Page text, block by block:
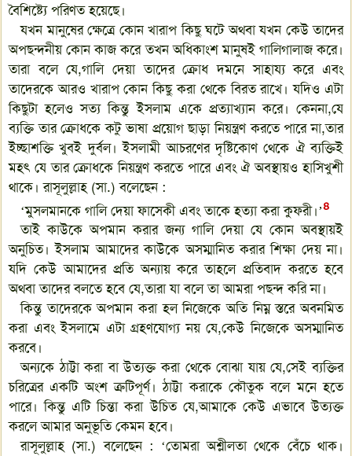
বৈশিষ্ট্যে পরিণত হয়েছে।
যখন মানুষের ক্ষেত্রে কোন খারাপ কিছু ঘটে অথবা যখন কেউ তাদের
অপছন্দনীয় কোন কাজ করে তখন অধিকাংশ মানুষই গালিগালাজ করে।
তারা বলে যে,গালি দেয়া তাদের ক্রোধ দমনে সাহায্য করে এবং
তাদেরকে আরও খারাপ কোন কিছু করা থেকে বিরত রাখে। যদিও এটা
কিছুটা হলেও সত্য কিন্তু ইসলাম একে প্রত্যাখ্যান করে। কেননা,যে
ব্যক্তি তার ক্রোধকে কটু ভাষা প্রয়োগ ছাড়া নিয়ন্ত্রণ করতে পারে না,তার
ইচ্ছাশক্তি খুবই দুর্বল। ইসলামী আচরণের দৃষ্টিকোণ থেকে ঐ ব্যক্তিই
মহৎ যে তার ক্রোধকে নিয়ন্ত্রণ করতে পারে এবং ঐ অবস্থায়ও হাসিখুশী
থাকে। রাসূলুল্লাহ (সা.) বলেছেন :
‘মুসলমানকে গালি দেয়া ফাসেকী এবং তাকে হত্যা করা কুফরী।’৪
তাই কাউকে অপমান করার জন্য গালি দেয়া যে কোন অবস্থায়ই
অনুচিত। ইসলাম আমাদের কাউকে অসম্মানিত করার শিক্ষা দেয় না।
যদি কেউ আমাদের প্রতি অন্যায় করে তাহলে প্রতিবাদ করতে হবে
অথবা তাদের বলতে হবে যে,তারা যা বলে তা আমরা পছন্দ করি না।
কিন্তু তাদেরকে অপমান করা হল নিজেকে অতি নিম্ন স্তরে অবনমিত
করা এবং ইসলামে এটা গ্রহণযোগ্য নয় যে,কেউ নিজেকে অসম্মানিত
করবে।
অন্যকে ঠাট্টা করা বা উত্যক্ত করা থেকে বোঝা যায় যে,সেই ব্যক্তির
চরিত্রের একটি অংশ ত্রুটিপূর্ণ। ঠাট্টা করাকে কৌতুক বলে মনে হতে
পারে। কিন্তু এটি চিন্তা করা উচিত যে,আমাকে কেউ এভাবে উত্যক্ত
করলে আমার অনুভূতি কেমন হবে।
রাসূলুল্লাহ (সা.) বলেছেন : ‘তোমরা অশ্লীলতা থেকে বেঁচে থাক।